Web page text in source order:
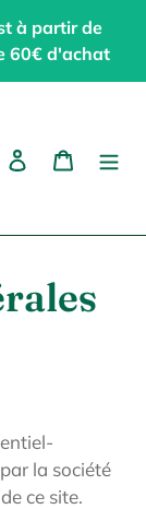
à partir de
60€ d'achat
Se connecter
Panier
la société
ce site.